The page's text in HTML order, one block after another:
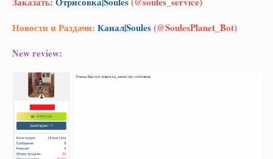
Новости и Раздачи: Канал|Soules(@SoulesPlanet_Bot)
New review: